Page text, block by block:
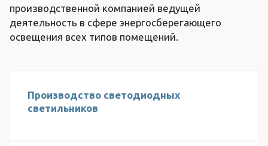
производственной компанией ведущей
деятельность в сфере энергосберегающего
освещения всех типов помещений.
Производство светодиодных
светильников